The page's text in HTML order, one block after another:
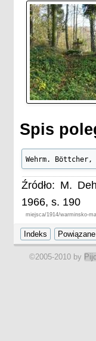
Spis
Wehrm.
Źródło: M.
1966, s. 190
miejsca/1914/warminsko-
©2005-2010 by